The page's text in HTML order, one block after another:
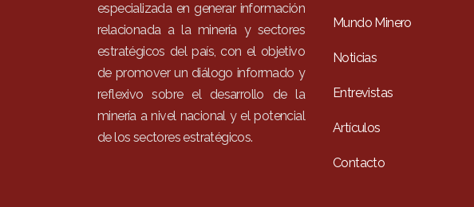
especializada en generar información
relacionada a la minería y sectores
estratégicos del país, con el objetivo
de promover un diálogo informado y
reflexivo sobre el desarrollo de la
minería a nivel nacional y el potencial
de los sectores estratégicos.
Mundo Minero
Noticias
Entrevistas
Artículos
Contacto